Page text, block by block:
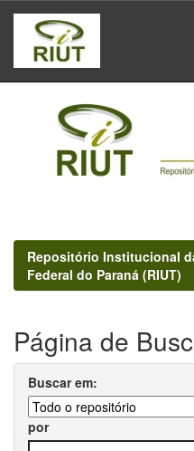
Skip
navigation
Repositório Institucional
Federal do Paraná (RIUT)
Página de
Buscar em:
por